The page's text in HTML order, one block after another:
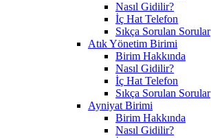
Nasıl Gidilir?
İç Hat Telefon
Sıkça Sorulan Sorular
Atık Yönetim Birimi
Birim Hakkında
Nasıl Gidilir?
İç Hat Telefon
Sıkça Sorulan Sorular
Ayniyat Birimi
Birim Hakkında
Nasıl Gidilir?